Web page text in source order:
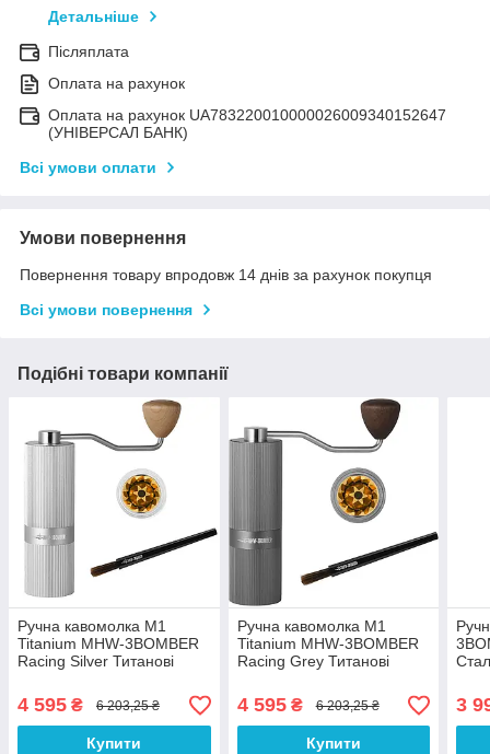
Детальніше
Післяплата
Оплата на рахунок
Оплата на рахунок UA783220010000026009340152647
(УНІВЕРСАЛ БАНК)
Всі умови оплати
Умови повернення
Повернення товару впродовж 14 днів за рахунок покупця
Всі умови повернення
Подібні товари компанії
Ручна кавомолка M1
Titanium MHW-3BOMBER
Racing Silver Титанові
4 595 ₴ 6 203,25 ₴
Купити
Ручна кавомолка M1
Titanium MHW-3BOMBER
Racing Grey Титанові
4 595₴ 6 203,25 ₴
Купити
3